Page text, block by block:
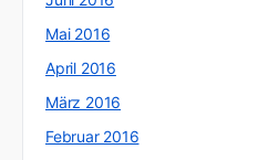
Mai 2016
April 2016
März 2016
Februar 2016